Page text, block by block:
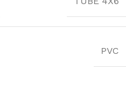
PVC